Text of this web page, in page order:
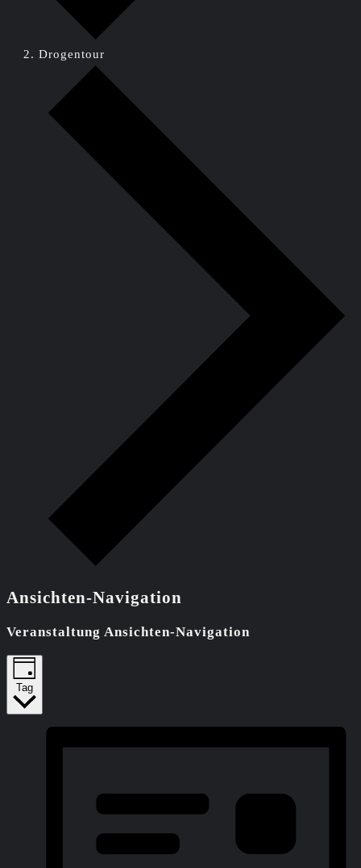
Drogentour
Ansichten-Navigation
Veranstaltung Ansichten-Navigation
Tag